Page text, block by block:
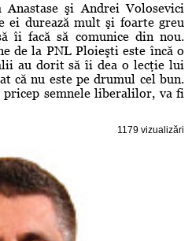
şi Andrei Volosevici
ei durează mult şi foarte greu
îi facă să comunice din nou.
de la PNL Ploieşti este încă o
au dorit să îi dea o lecţie lui
că nu este pe drumul cel bun.
pricep semnele liberalilor, va fi
1179 vizualizări